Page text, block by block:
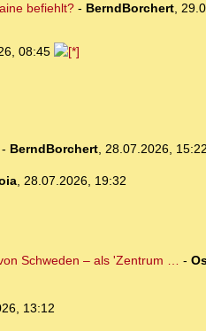
befiehlt?- BerndBorchert,
08:45
- BerndBorchert, 28.07.2026,
, 28.07.2026, 19:32
Schweden – als 'Zentrum … -
13:12